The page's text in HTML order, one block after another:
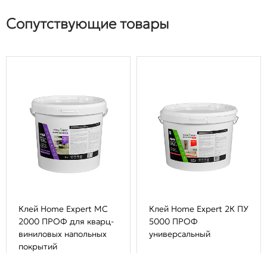
Сопутствующие товары
Клей Home Expert МС
2000 ПРОФ для кварц-
виниловых напольных
покрытий
Клей Home Expert 2К ПУ
5000 ПРОФ
универсальный